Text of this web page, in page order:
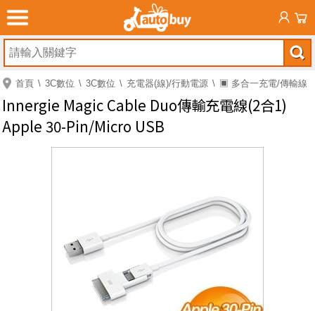
首頁 3C數位 3C數位 充電器(線)/行動電源 ▣ 多合一充電/傳輸線
Innergie Magic Cable Duo傳輸充電線(2合1)
Apple 30-Pin/Micro USB